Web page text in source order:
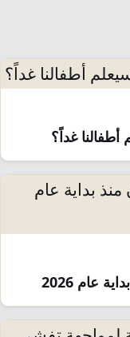
غداً؟